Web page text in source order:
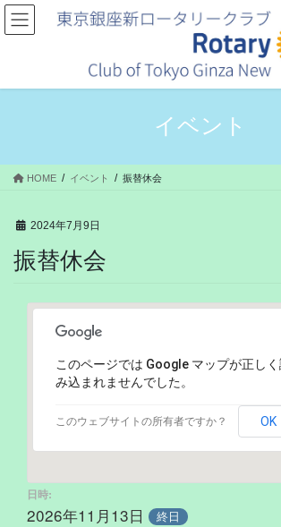
コ
ン
ナ
ビ
イベント
HOME イベント 振替休会
2024年7月9日
振替休会
このページでは Google マップが正しく
み込まれませんでした。
このウェブサイトの所有者ですか？ OK
日時:
2026年11月13日 終日